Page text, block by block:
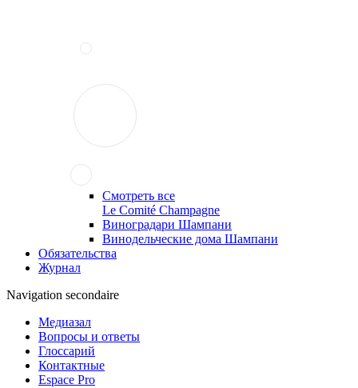
Смотреть все
Le Comité Champagne
Виноградари Шампани
Винодельческие дома Шампани
Обязательства
Журнал
Navigation secondaire
Медиазал
Вопросы и ответы
Глоссарий
Контактные
Espace Pro